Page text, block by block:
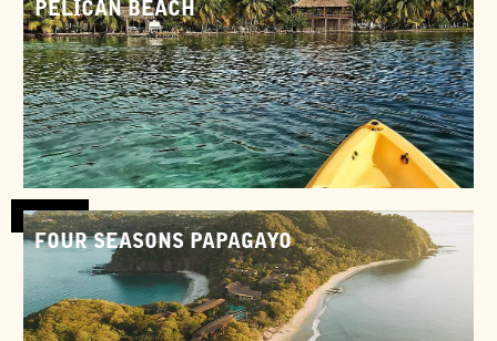
PELICAN BEACH
Bélize
FOUR SEASONS PAPAGAYO